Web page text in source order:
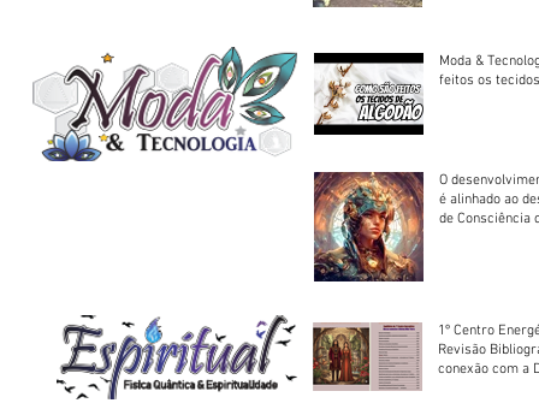
Moda &
feitos os
O
é alinhado ao
de Consciência
1º Centro
Revisão
conexão com a